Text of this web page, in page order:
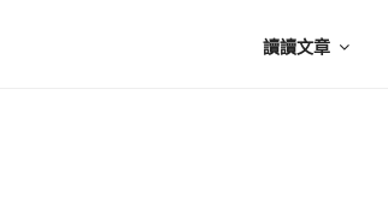
讀讀文章